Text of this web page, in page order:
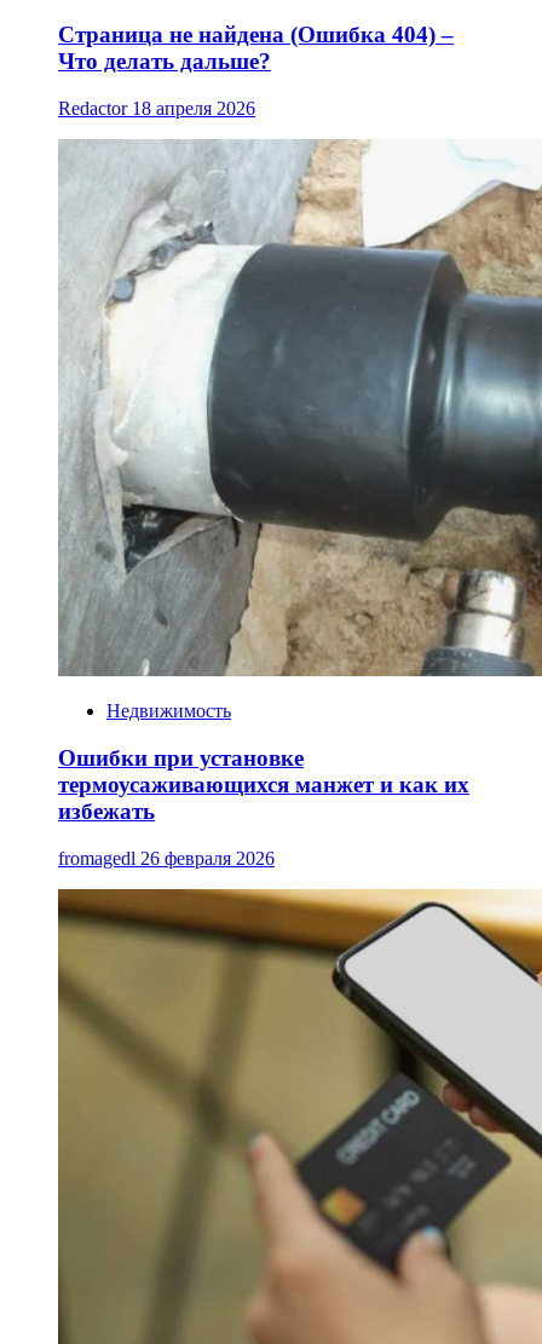
Страница не найдена (Ошибка 404) –
Что делать дальше?
Redactor 18 апреля 2026
Недвижимость
Ошибки при установке
термоусаживающихся манжет и как их
избежать
fromagedl 26 февраля 2026